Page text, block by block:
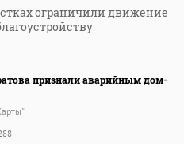
ограничили движение
признали аварийным дом-